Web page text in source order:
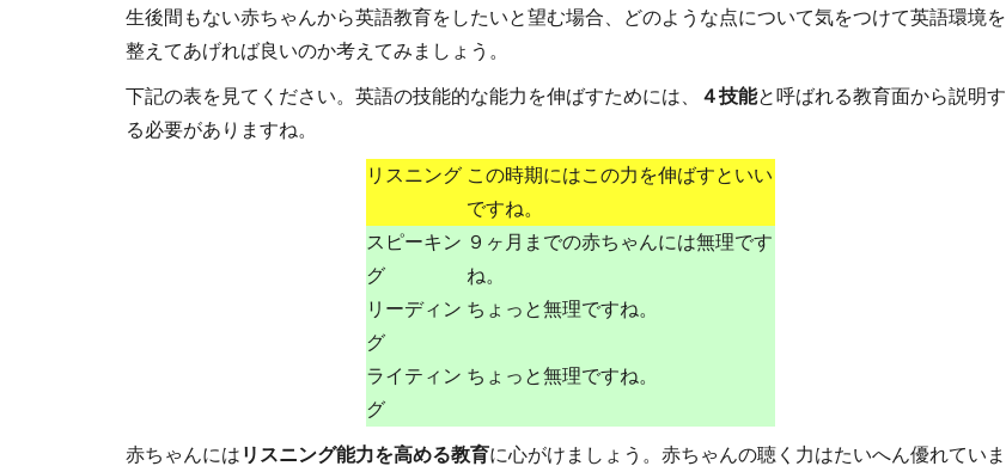
生後間もない赤ちゃんから英語教育をしたいと望む場合、どのような点について気をつけて英語環境を
整えてあげれば良いのか考えてみましょう。
下記の表を見てください。英語の技能的な能力を伸ばすためには、 ４技能と呼ばれる教育面から説明す
る必要がありますね。
リスニング この時期にはこの力を伸ばすといい
ですね。
スピーキン
グ
９ヶ月までの赤ちゃんには無理です
ね。
リーディン
グ
ちょっと無理ですね。
ライティン
グ
ちょっと無理ですね。
赤ちゃんには リスニング能力を高める教育に心がけましょう。赤ちゃんの聴く力はたいへん優れていま